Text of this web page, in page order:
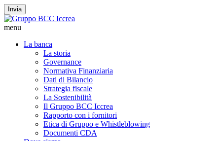
Invia
menu
La banca
La storia
Governance
Normativa Finanziaria
Dati di Bilancio
Strategia fiscale
La Sostenibilità
Il Gruppo BCC Iccrea
Rapporto con i fornitori
Etica di Gruppo e Whistleblowing
Documenti CDA